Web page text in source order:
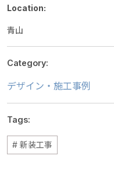
Location:
青山
Category:
デザイン・施工事例
Tags:
新装工事